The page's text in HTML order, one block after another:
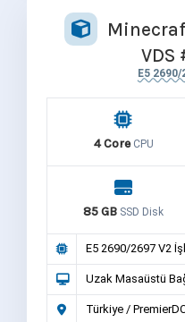
VDS
E5
4 Core CPU
85 GB SSD Disk
E5 2690/2697 V2
Uzak Masaüstü
Türkiye /